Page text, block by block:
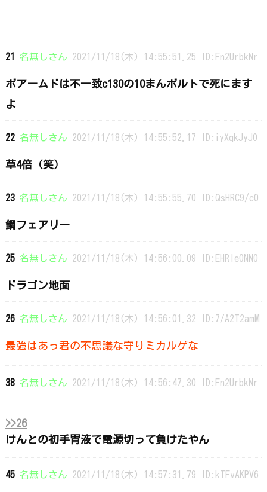
21 名無しさん 2021/11/18(木) 14:55:51.25 ID:Fn2UrbkNr
ボアームドは不一致c130の10まんボルトで死にます
よ
22 名無しさん 2021/11/18(木) 14:55:52.17 ID:iyXqkJyJ0
草4倍（笑）
23 名無しさん 2021/11/18(木) 14:55:55.70 ID:QsHRC9/c0
鋼フェアリー
25 名無しさん 2021/11/18(木) 14:56:00.09 ID:EHRle0NN0
ドラゴン地面
26 名無しさん 2021/11/18(木) 14:56:01.32 ID:7/A2T2amM
最強はあっ君の不思議な守りミカルゲな
38 名無しさん 2021/11/18(木) 14:56:47.30 ID:Fn2UrbkNr
>>26
けんとの初手胃液で電源切って負けたやん
45 名無しさん 2021/11/18(木) 14:57:31.79 ID:kTFvAKPV6